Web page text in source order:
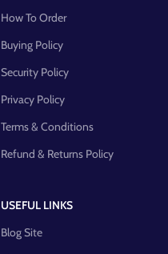
How To Order
Buying Policy
Security Policy
Privacy Policy
Terms & Conditions
Refund & Returns Policy
USEFUL LINKS
Blog Site